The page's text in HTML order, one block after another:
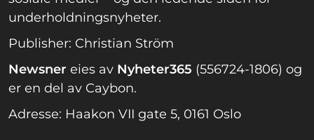
underholdningsnyheter.
Publisher: Christian Ström
Newsner eies av Nyheter365 (556724-1806) og
er en del av Caybon.
Adresse: Haakon VII gate 5, 0161 Oslo